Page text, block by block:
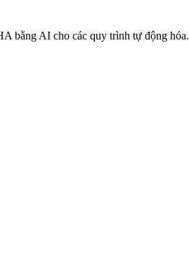
bằng AI cho các quy trình tự động hóa.